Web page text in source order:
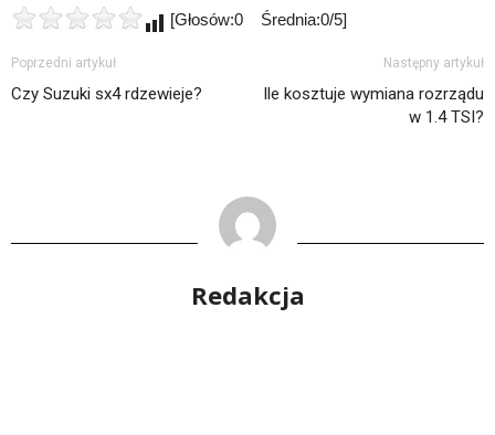
[Głosów:0 Średnia:0/5]
Poprzedni artykuł
Czy Suzuki sx4 rdzewieje?
Następny artykuł
Ile kosztuje wymiana rozrządu
w 1.4 TSI?
Redakcja